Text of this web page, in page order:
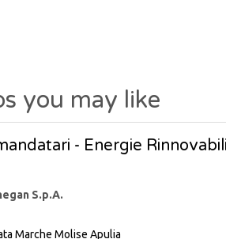
you may like
- Energie
S.p.A.
Marche Molise Apulia